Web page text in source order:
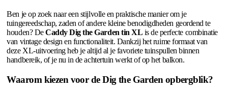
Ben je op zoek naar een stijlvolle en praktische manier om je
tuingereedschap, zaden of andere kleine benodigdheden geordend te
houden? DeCaddy Dig the Garden tin XL is de perfecte combinatie
van vintage design en functionaliteit. Dankzij het ruime formaat van
deze XL-uitvoering heb je altijd al je favoriete tuinspullen binnen
handbereik, of je nu in de achtertuin werkt of op het balkon.
Waarom kiezen voor de Dig the Garden opbergblik?